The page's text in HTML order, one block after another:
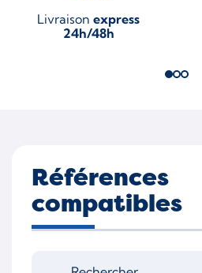
Livraison express
24h/48h
Références
compatibles